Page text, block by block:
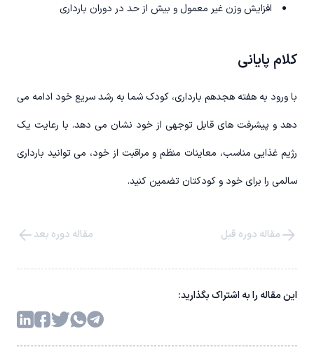
افزایش وزن غیر معمول و بیش از حد در دوران بارداری
کلام پایانی
با ورود به هفته هجدهم بارداری، کودک شما به رشد سریع خود ادامه می
دهد و پیشرفت های قابل توجهی از خود نشان می دهد. با رعایت یک
رژیم غذایی مناسب، معاینات منظم و مراقبت از خود، می توانید بارداری
سالمی را برای خود و کودکتان تضمین کنید.
مقاله دوره قبل مقاله دوره بعد
این مقاله را به اشتراک بگذارید: